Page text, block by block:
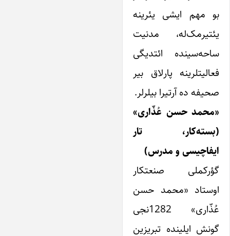
بو مهم ایشی یئرینه
یئتیرمک‌له، مدنیت
ساحه‌سینده ائتدیگی
فعالیتلرینه پارلاق بیر
صحیفه ده آرتیرا بیلرلر.
«محمد حسن عُذّاری»
(بسته‌کار، تار
ایفاچیسی و مدرس)
گؤرکملی صنعتکار
اوستاد «محمد حسن
عُذّاری» 1282نجی
گونش ایلینده تبریزین